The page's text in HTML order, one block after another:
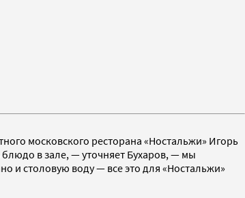
московского ресторана «Ностальжи» Игорь
в зале, — уточняет Бухаров, — мы
и столовую воду — все это для «Ностальжи»